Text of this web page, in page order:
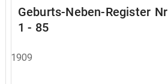
Geburts-Neben-Register Nr
1 - 85
1909